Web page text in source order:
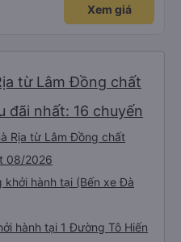
Xem giá
từ Lâm Đồng chất
đãi nhất: 16 chuyến
Rịa từ Lâm Đồng chất
08/2026
khởi hành tại (Bến xe Đà
hành tại 1 Đường Tô Hiến